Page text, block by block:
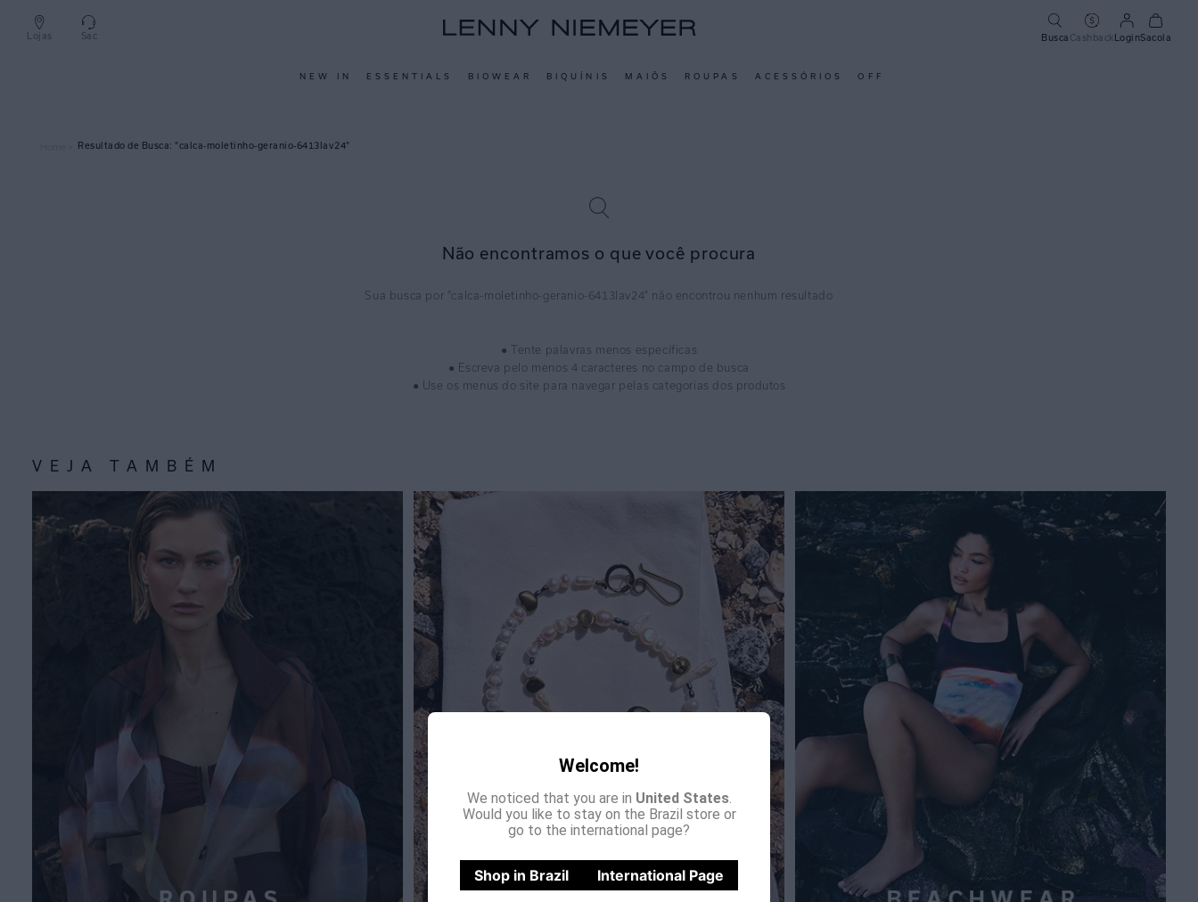
Lojas Sac Busca CashbackLoginSacola
NEW IN ESSENTIALS BIOWEAR BIQUÍNIS MAIÔS ROUPAS ACESSÓRIOS OFF
Welcome!
We noticed that you are in United States.
Would you like to stay on the Brazil store or
go to the international page?
Shop in Brazil International Page
calca-moletinho-geranio-6413lav24
Não encontramos o que você procura
calca-moletinho-geranio-6413lav24
● Tente palavras menos específicas
● Escreva pelo menos 4 caracteres no campo de busca
● Use os menus do site para navegar pelas categorias dos produtos
VEJA TAMBÉM